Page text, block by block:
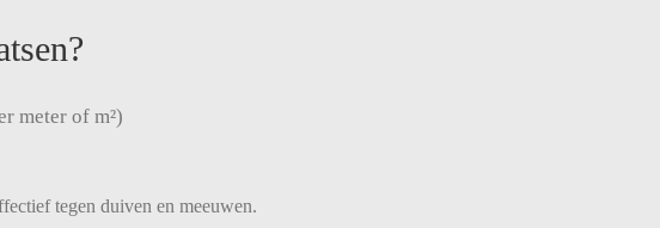
meter of m²)
tegen duiven en meeuwen.